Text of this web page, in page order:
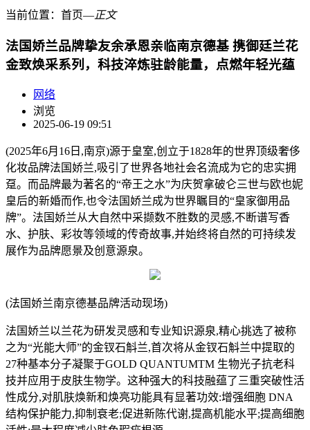
当前位置： 首页―正文
法国娇兰品牌挚友余承恩亲临南京德基 携御廷兰花
金致焕采系列，科技淬炼驻龄能量，点燃年轻光蕴
网络
浏览
2025-06-19 09:51
(2025年6月16日,南京)源于皇室,创立于1828年的世界顶级奢侈
化妆品牌法国娇兰,吸引了世界各地社会名流成为它的忠实拥
趸。而品牌最为著名的“帝王之水”为庆贺拿破仑三世与欧也妮
皇后的新婚而作,也令法国娇兰成为世界瞩目的“皇家御用品
牌”。法国娇兰从大自然中采撷数不胜数的灵感,不断谱写香
水、护肤、彩妆等领域的传奇故事,并始终将自然的可持续发
展作为品牌愿景及创意源泉。
(法国娇兰南京德基品牌活动现场)
法国娇兰以兰花为研发灵感和专业知识源泉,精心挑选了被称
之为“光能大师”的金钗石斛兰,首次将从金钗石斛兰中提取的
27种基本分子凝聚于GOLD QUANTUMTM 生物光子抗老科
技并应用于皮肤生物学。这种强大的科技融蕴了三重突破性活
性成分,对肌肤焕新和焕亮功能具有显著功效:增强细胞 DNA
结构保护能力,抑制衰老;促进新陈代谢,提高机能水平;提高细胞